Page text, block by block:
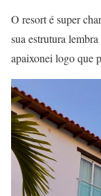
O resort é super
sua estrutura
apaixonei logo que